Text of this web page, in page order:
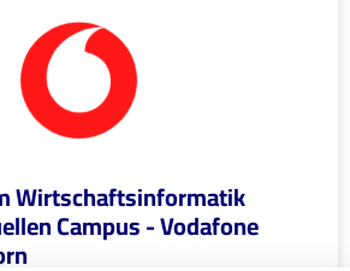
Wirtschaftsinformatik
Campus - Vodafone